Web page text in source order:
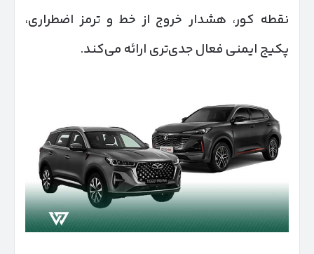
نقطه کور، هشدار خروج از خط و ترمز اضطراری،
پکیج ایمنی فعال جدی‌تری ارائه می‌کند.